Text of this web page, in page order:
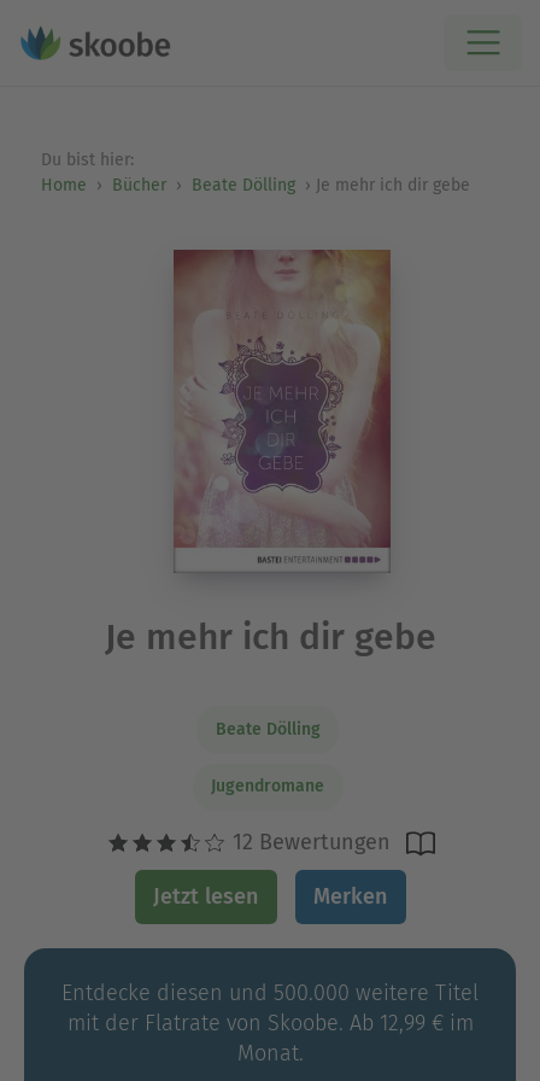
Du bist hier:
Home
Bücher Beate Dölling Je mehr ich dir gebe
Je mehr ich dir gebe
Beate Dölling
Jugendromane
12 Bewertungen
Jetzt lesen Merken
Entdecke diesen und 500.000 weitere Titel
mit der Flatrate von Skoobe. Ab 12,99 € im
Monat.